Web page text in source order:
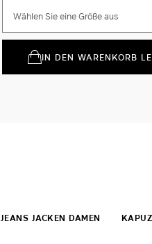
Wählen Sie eine Größe aus
IN DEN WARENKORB
JEANS JACKEN DAMEN